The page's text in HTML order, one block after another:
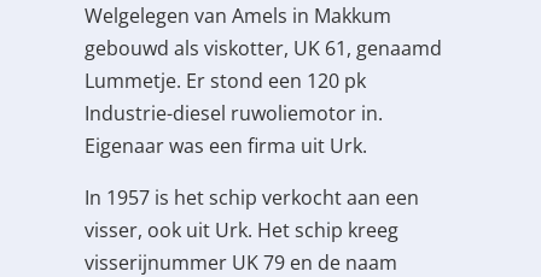
Welgelegen van Amels in Makkum
gebouwd als viskotter, UK 61, genaamd
Lummetje. Er stond een 120 pk
Industrie-diesel ruwoliemotor in.
Eigenaar was een firma uit Urk.
In 1957 is het schip verkocht aan een
visser, ook uit Urk. Het schip kreeg
visserijnummer UK 79 en de naam